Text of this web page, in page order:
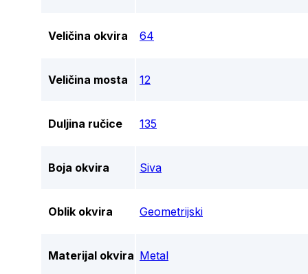
Veličina okvira 64
Veličina mosta 12
Duljina ručice 135
Boja okvira Siva
Oblik okvira Geometrijski
Materijal okvira Metal